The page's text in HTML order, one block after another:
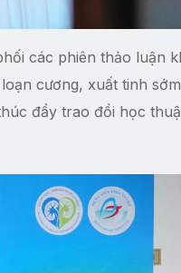
các phiên thảo luận
cương, xuất tinh
đẩy trao đổi học